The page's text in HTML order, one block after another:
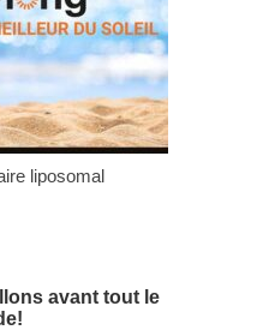
liposomal
avant tout le